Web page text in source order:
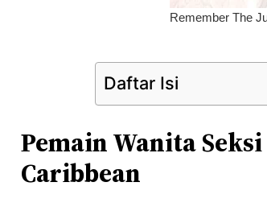
Daftar Isi
Pemain Wanita
Caribbean